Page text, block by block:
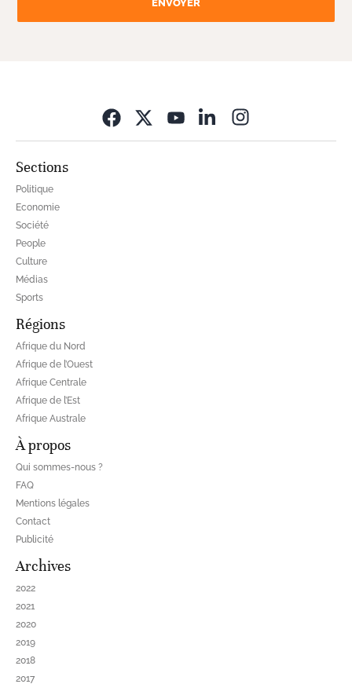
ENVOYER
Sections
Politique
Economie
Société
People
Culture
Médias
Sports
Régions
Afrique du Nord
Afrique de l’Ouest
Afrique Centrale
Afrique de l’Est
Afrique Australe
À propos
Qui sommes-nous ?
FAQ
Mentions légales
Contact
Publicité
Archives
2022
2021
2020
2019
2018
2017